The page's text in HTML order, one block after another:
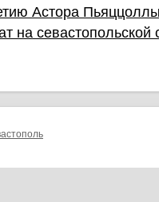
Астора
на севастопольской